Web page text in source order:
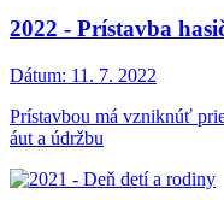
2022 - Prístavba
Dátum: 11. 7. 2022
Prístavbou má vzniknúť
áut a údržbu